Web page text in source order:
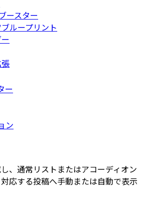
ースター
ループリント
ー
ン
、通常リストまたはアコーディオン
応する投稿へ手動または自動で表示